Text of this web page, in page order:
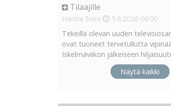
Tilaajille
Hanna Soini 5.8.2026 06:00
Tekeillä olevan uuden
ovat tuoneet tervetullutta
Iskelmäviikon jälkeiseen
Näytä kaikki